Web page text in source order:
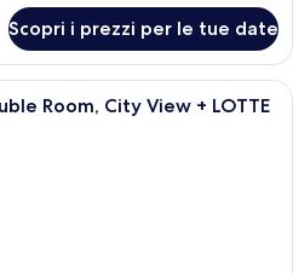
Scopri i prezzi per le tue date
Un edificio moderno e slanciato con
Room, City View + LOTTE